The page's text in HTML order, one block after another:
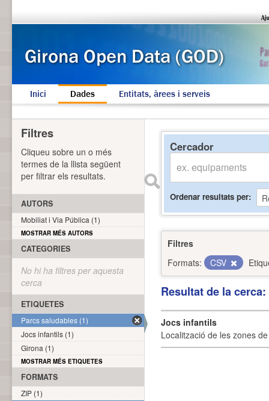
Inici Dades Entitats, àrees i serveis
Cercador
Ordenar resultats per
Filtres
Formats:
CSV
Resultat de la
Jocs infantils
Localització de les zones
Filtres
Cliqueu sobre un o més
termes de la llista següent
per filtrar els resultats.
AUTORS
Mobiliat i Via Pública (1)
MOSTRAR MÉS AUTORS
CATEGORIES
No hi ha filtres per aquesta
cerca
ETIQUETES
Parcs saludables (1)
Jocs infantils (1)
Girona (1)
MOSTRAR MÉS ETIQUETES
FORMATS
ZIP (1)